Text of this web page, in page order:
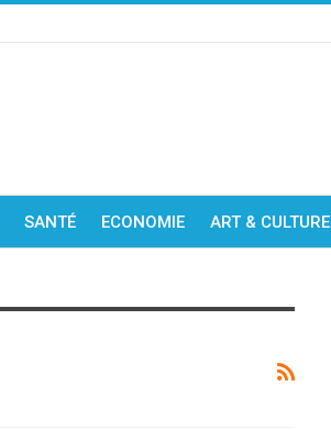
SANTÉ ECONOMIE ART & CULTURE